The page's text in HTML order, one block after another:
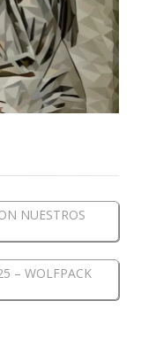
NUESTROS
– WOLFPACK